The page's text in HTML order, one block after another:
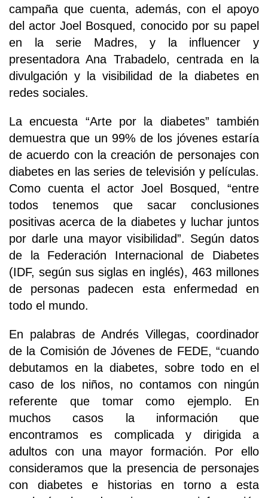
campaña que cuenta, además, con el apoyo
del actor Joel Bosqued, conocido por su papel
en la serie Madres, y la influencer y
presentadora Ana Trabadelo, centrada en la
divulgación y la visibilidad de la diabetes en
redes sociales.
La encuesta “Arte por la diabetes” también
demuestra que un 99% de los jóvenes estaría
de acuerdo con la creación de personajes con
diabetes en las series de televisión y películas.
Como cuenta el actor Joel Bosqued, “entre
todos tenemos que sacar conclusiones
positivas acerca de la diabetes y luchar juntos
por darle una mayor visibilidad”. Según datos
de la Federación Internacional de Diabetes
(IDF, según sus siglas en inglés), 463 millones
de personas padecen esta enfermedad en
todo el mundo.
En palabras de Andrés Villegas, coordinador
de la Comisión de Jóvenes de FEDE, “cuando
debutamos en la diabetes, sobre todo en el
caso de los niños, no contamos con ningún
referente que tomar como ejemplo. En
muchos casos la información que
encontramos es complicada y dirigida a
adultos con una mayor formación. Por ello
consideramos que la presencia de personajes
con diabetes e historias en torno a esta